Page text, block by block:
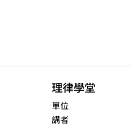
理律學堂
單位
講者